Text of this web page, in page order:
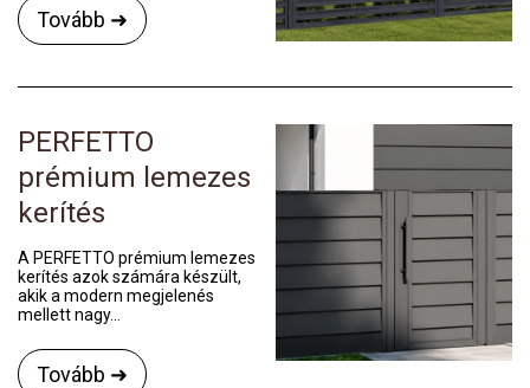
Tovább ➜
PERFETTO
prémium lemezes
kerítés
A PERFETTO prémium lemezes
kerítés azok számára készült,
akik a modern megjelenés
mellett nagy...
Tovább ➜